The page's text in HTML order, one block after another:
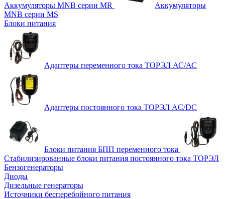
Аккумуляторы MNB серии MR
Аккумуляторы
MNB серии MS
Блоки питания
Адаптеры переменного тока ТОРЭЛ АС/АС
Адаптеры постоянного тока ТОРЭЛ AC/DC
Блоки питания БПП переменного тока
Стабилизированные блоки питания постоянного тока ТОРЭЛ
Бензогенераторы
Диоды
Дизельные генераторы
Источники бесперебойного питания